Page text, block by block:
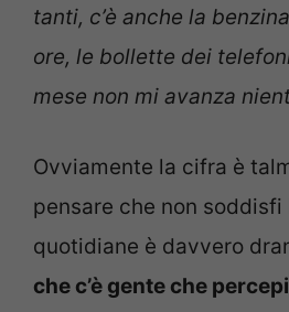
tanti, c’è anche la
ore, le bollette dei
mese non mi avanza
Ovviamente la cifra è
pensare che non soddisfi
quotidiane è davvero
che c’è gente che